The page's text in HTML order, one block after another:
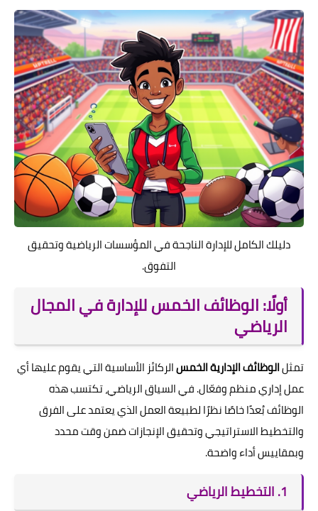
دليلك الكامل للإدارة الناجحة في المؤسسات الرياضية وتحقيق
التفوق.
أولًا: الوظائف الخمس للإدارة في المجال
الرياضي
تمثلالوظائف الإدارية الخمسالركائز الأساسية التي يقوم عليها أي
عمل إداري منظم وفعّال. في السياق الرياضي، تكتسب هذه
الوظائف بُعدًا خاصًا نظرًا لطبيعة العمل الذي يعتمد على الفرق
والتخطيط الاستراتيجي وتحقيق الإنجازات ضمن وقت محدد
وبمقاييس أداء واضحة.
1. التخطيط الرياضي